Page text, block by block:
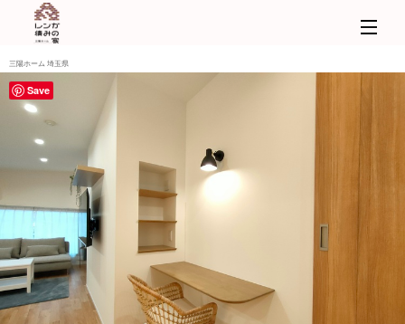
三陽ホーム 埼玉県
Save